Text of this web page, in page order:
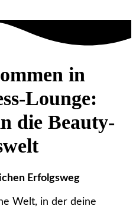
in
Lounge:
die Beauty-
Erfolgsweg
Welt, in der deine